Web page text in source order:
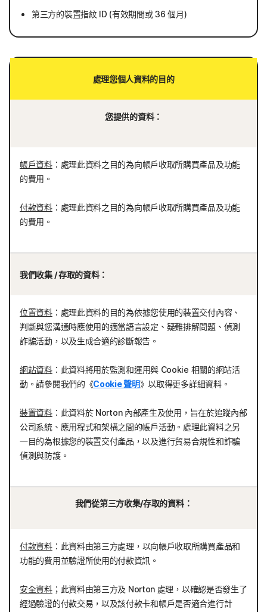
第三方的裝置指紋 ID (有效期間或 36 個月)
處理您個人資料的目的
您提供的資料：
帳戶資料：處理此資料之目的為向帳戶收取所購買產品及功能
的費用。
付款資料：處理此資料之目的為向帳戶收取所購買產品及功能
的費用。
我們收集 / 存取的資料：
位置資料：處理此資料的目的為依據您使用的裝置交付內容、
判斷與您溝通時應使用的適當語言設定、疑難排解問題、偵測
詐騙活動，以及生成合適的診斷報告。
網站資料：此資料將用於監測和運用與 Cookie 相關的網站活
動。請參閱我們的《Cookie 聲明》以取得更多詳細資料。
裝置資料：此資料於 Norton 內部產生及使用，旨在於追蹤內部
公司系統、應用程式和架構之間的帳戶活動。處理此資料之另
一目的為根據您的裝置交付產品，以及進行貿易合規性和詐騙
偵測與防護。
我們從第三方收集/存取的資料：
付款資料：此資料由第三方處理，以向帳戶收取所購買產品和
功能的費用並驗證所使用的付款資訊。
安全資料；此資料由第三方及 Norton 處理，以確認是否發生了
經過驗證的付款交易，以及該付款卡和帳戶是否適合進行計